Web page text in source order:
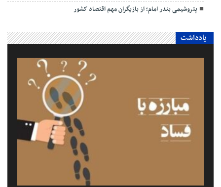
پتروشیمی بندر امام؛ از بازیگران مهم اقتصاد کشور
یادداشت